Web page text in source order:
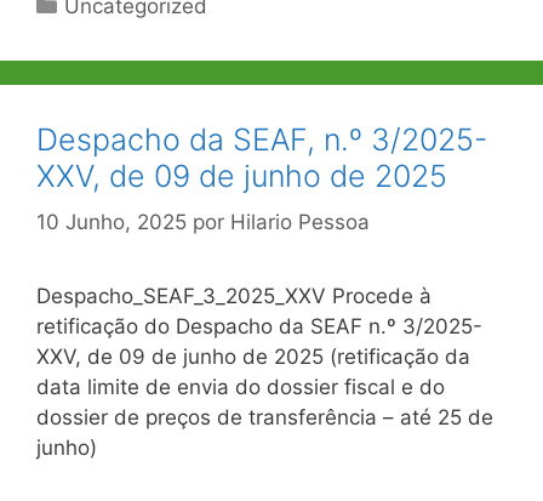
Uncategorized
Despacho da SEAF, n.º 3/2025-
XXV, de 09 de junho de 2025
10 Junho, 2025 por Hilario Pessoa
Despacho_SEAF_3_2025_XXV Procede à
retificação do Despacho da SEAF n.º 3/2025-
XXV, de 09 de junho de 2025 (retificação da
data limite de envia do dossier fiscal e do
dossier de preços de transferência – até 25 de
junho)